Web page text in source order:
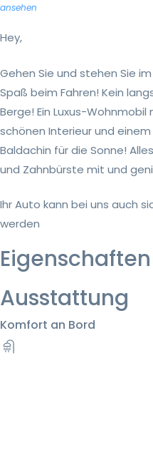
ansehen
Hey,
Gehen Sie und stehen Sie
Spaß beim Fahren! Kein
Berge! Ein Luxus-
schönen Interieur und einem
Baldachin für die Sonne!
und Zahnbürste mit und
Ihr Auto kann bei uns auch
werden
Eigenschaften
Ausstattung
Komfort an Bord